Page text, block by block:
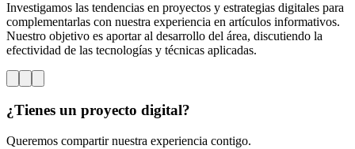
Investigamos las tendencias en proyectos y estrategias digitales para
complementarlas con nuestra experiencia en artículos informativos.
Nuestro objetivo es aportar al desarrollo del área, discutiendo la
efectividad de las tecnologías y técnicas aplicadas.
¿Tienes un proyecto digital?
Queremos compartir nuestra experiencia contigo.